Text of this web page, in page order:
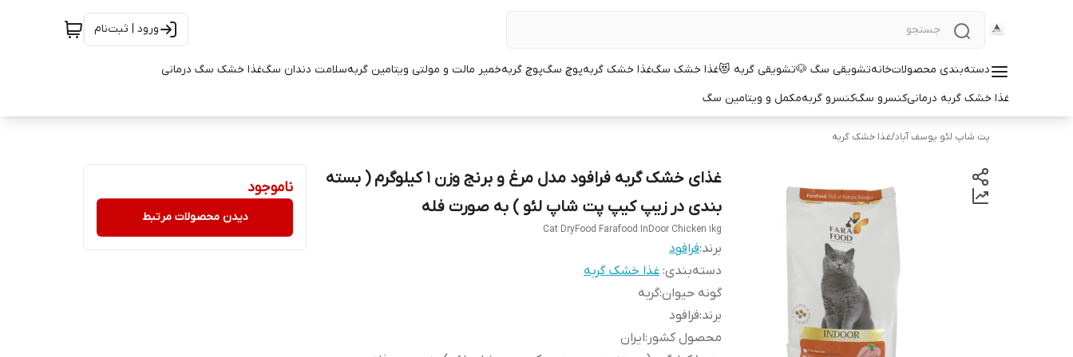
ورود | ثبت‌نام
دسته‌بندی محصولاتخانهتشویقی سگ 🐶تشویقی گربه 😻غذا خشک سگغذا خشک گربهپوچ سگپوچ گربهخمیر مالت و مولتی ویتامین گربهسلامت دندان سگغذا خشک سگ درمانی
غذا خشک گربه درمانیکنسرو سگکنسرو گربهمکمل و ویتامین سگ
پت شاپ لئو یوسف آباد/غذا خشک گربه
غذای خشک گربه فرافود مدل مرغ و برنج وزن 1 کیلوگرم ( بسته
بندی در زیپ کیپ پت شاپ لئو ) به صورت فله
Cat DryFood Farafood InDoor Chicken 1kg
برند:فرافود
دسته‌بندی: غذا خشک گربه
گونه حیوان:گربه
برند:فرافود
محصول کشور :ایران
ناموجود
دیدن محصولات مرتبط